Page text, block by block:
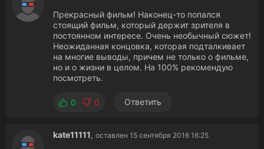
Прекрасный фильм! Наконец-то попался
стоящий фильм, который держит зрителя в
постоянном интересе. Очень необычный сюжет!
Неожиданная концовка, которая подталкивает
на многие выводы, причем не только о фильме,
но и о жизни в целом. На 100% рекомендую
посмотреть.
0 0 Ответить
kate11111, оставлен 15 сентября 2016 16:25